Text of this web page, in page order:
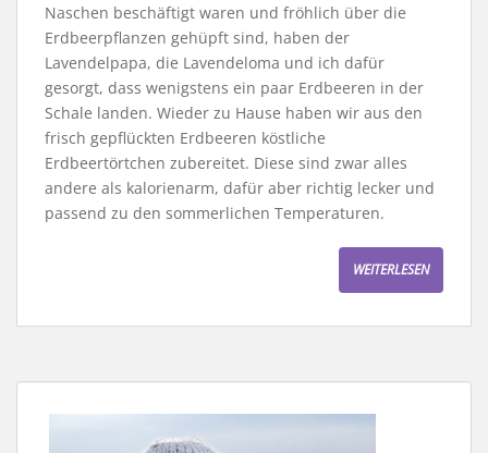
Naschen beschäftigt waren und fröhlich über die
Erdbeerpflanzen gehüpft sind, haben der
Lavendelpapa, die Lavendeloma und ich dafür
gesorgt, dass wenigstens ein paar Erdbeeren in der
Schale landen. Wieder zu Hause haben wir aus den
frisch gepflückten Erdbeeren köstliche
Erdbeertörtchen zubereitet. Diese sind zwar alles
andere als kalorienarm, dafür aber richtig lecker und
passend zu den sommerlichen Temperaturen.
WEITERLESEN